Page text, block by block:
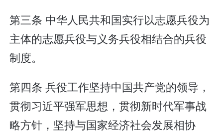
第三条 中华人民共和国实行以志愿兵役为
主体的志愿兵役与义务兵役相结合的兵役
制度。
第四条 兵役工作坚持中国共产党的领导，
贯彻习近平强军思想，贯彻新时代军事战
略方针，坚持与国家经济社会发展相协